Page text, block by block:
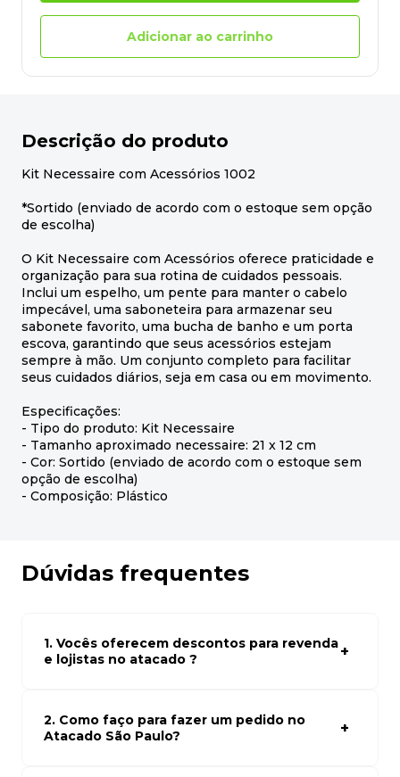
Adicionar ao carrinho
Descrição do produto
Kit Necessaire com Acessórios 1002
*Sortido (enviado de acordo com o estoque sem opção
de escolha)
O Kit Necessaire com Acessórios oferece praticidade e
organização para sua rotina de cuidados pessoais.
Inclui um espelho, um pente para manter o cabelo
impecável, uma saboneteira para armazenar seu
sabonete favorito, uma bucha de banho e um porta
escova, garantindo que seus acessórios estejam
sempre à mão. Um conjunto completo para facilitar
seus cuidados diários, seja em casa ou em movimento.
Especificações:
- Tipo do produto: Kit Necessaire
- Tamanho aproximado necessaire: 21 x 12 cm
- Cor: Sortido (enviado de acordo com o estoque sem
opção de escolha)
- Composição: Plástico
Dúvidas frequentes
1. Vocês oferecem descontos para revenda
e lojistas no atacado ?
atacado empresas e compre com os melhores preços
para seu modelo de negócio
2. Como faço para fazer um pedido no
Atacado São Paulo?